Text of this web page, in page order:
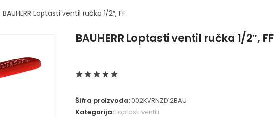
BAUHERR Loptasti ventil ručka 1/2″, FF
BAUHERR Loptasti ventil ručka 1/2″, FF
Šifra proizvoda:002KVRNZD12BAU
Kategorija: Loptasti ventili